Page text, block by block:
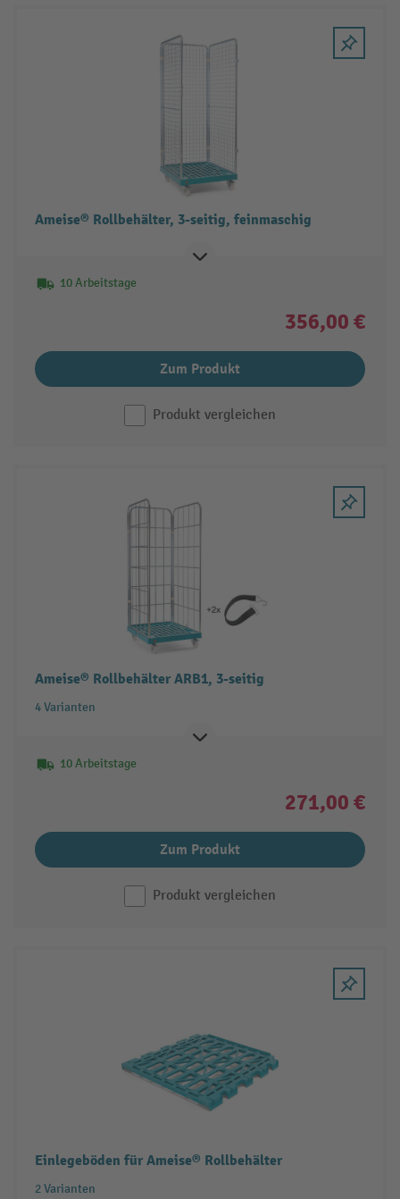
Ameise® Rollbehälter, 3-seitig, feinmaschig
10 Arbeitstage
356,00 €
Zum Produkt
Produkt vergleichen
Ameise® Rollbehälter ARB1, 3-seitig
4 Varianten
10 Arbeitstage
271,00 €
Zum Produkt
Produkt vergleichen
Einlegeböden für Ameise® Rollbehälter
2 Varianten